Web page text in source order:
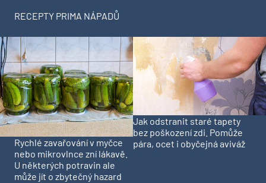
RECEPTY PRIMA NÁPADŮ
Rychlé zavařování v myčce
nebo mikrovlnce zní lákavě.
U některých potravin ale
může jít o zbytečný hazard
Jak odstranit staré tapety
bez poškození zdi. Pomůže
pára, ocet i obyčejná aviváž